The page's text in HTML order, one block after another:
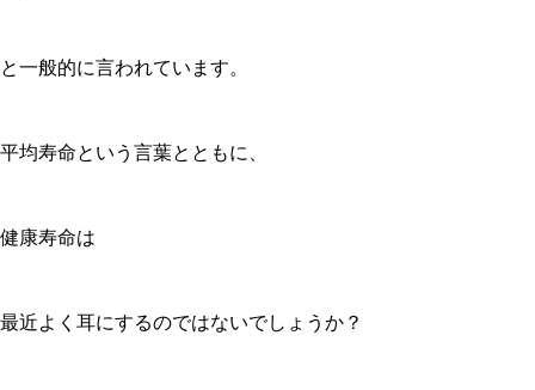
と一般的に言われています。
平均寿命という言葉とともに、
健康寿命は
最近よく耳にするのではないでしょうか？